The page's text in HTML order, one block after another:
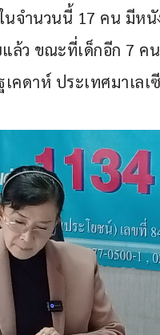
นจำนวนนี้ 17 คน มีหนั
ล้ว ขณะที่เด็กอีก 7 ค
คดาห์ ประเทศมาเลเ